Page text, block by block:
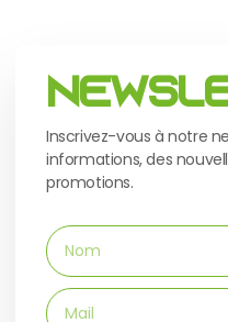
Inscrivez-vous à notre
informations, des
promotions.